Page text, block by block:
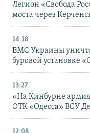
Легион «Свобода
моста через
14:18
ВМС Украины
буровой установке
13:27
«На Кинбурне
ОТК «Одесса» ВСУ